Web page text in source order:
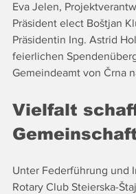
Eva Jelen,
Präsident elect Boštjan
Präsidentin Ing. Astrid
feierlichen
Gemeindeamt von Črna
Vielfalt
Unter Federführung und
Rotary Club Steierska-